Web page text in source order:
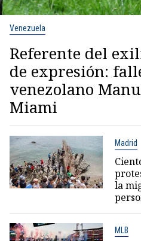
Venezuela
Referente del
de expresión:
venezolano
Miami
Madrid
la
MLB